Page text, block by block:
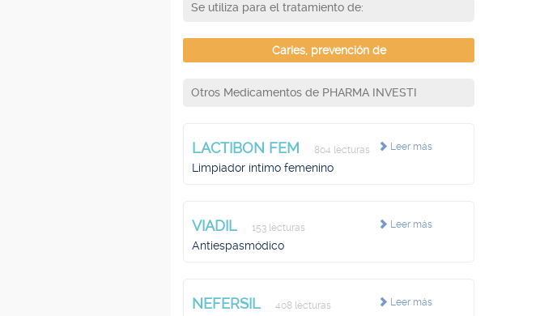
Se utiliza para el tratamiento de:
Caries, prevención de
Otros Medicamentos de PHARMA INVESTI
Leer más
LACTIBON FEM 804 lecturas
Limpiador íntimo femenino
Leer más
VIADIL 153 lecturas
Antiespasmódico
Leer más
NEFERSIL 408 lecturas